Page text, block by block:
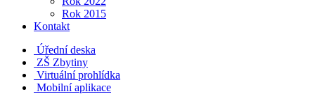
Rok 2015
Kontakt
Úřední deska
ZŠ Zbytiny
Virtuální prohlídka
Mobilní aplikace